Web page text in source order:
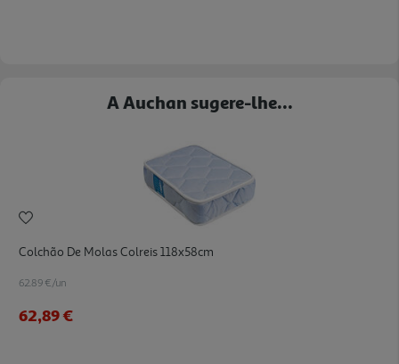
A Auchan sugere-lhe...
Colchão De Molas Colreis 118x58cm
62.89 €/un
62,89 €